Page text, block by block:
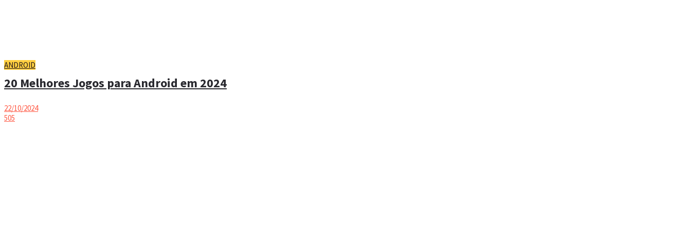
ANDROID
20 Melhores Jogos para Android em 2024
22/10/2024
505